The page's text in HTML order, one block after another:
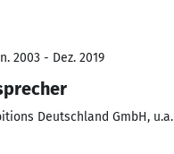
2003 - Dez. 2019
Deutschland GmbH, u.a.